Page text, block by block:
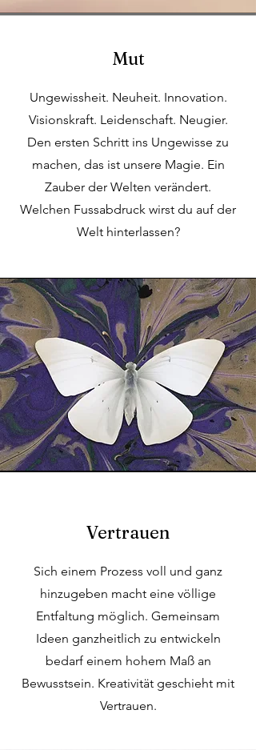
Mut
Ungewissheit. Neuheit. Innovation.
Visionskraft. Leidenschaft. Neugier.
Den ersten Schritt ins Ungewisse zu
machen, das ist unsere Magie. Ein
Zauber der Welten verändert.
Welchen Fussabdruck wirst du auf der
Welt hinterlassen?
Vertrauen
Sich einem Prozess voll und ganz
hinzugeben macht eine völlige
Entfaltung möglich. Gemeinsam
Ideen ganzheitlich zu entwickeln
bedarf einem hohem Maß an
Bewusstsein. Kreativität geschieht mit
Vertrauen.